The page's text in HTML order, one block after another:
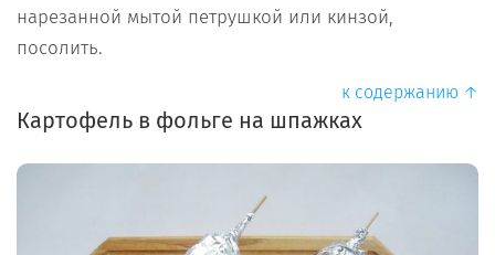
нарезанной мытой петрушкой или кинзой,
посолить.
к содержанию ↑
Картофель в фольге на шпажках